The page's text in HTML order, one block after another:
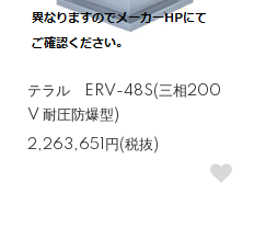
テラル ERV-48S(三相200
V 耐圧防爆型)
2,263,651円(税抜)